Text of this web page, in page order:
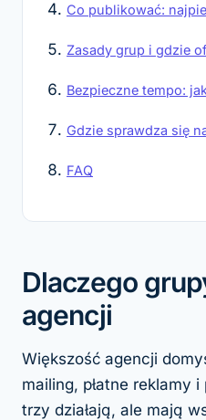
Co publikować:
Zasady grup i gdzie
Bezpieczne tempo:
Gdzie sprawdza się
FAQ
Dlaczego
agencji
Większość agencji
mailing, płatne reklamy
trzy działają, ale mają